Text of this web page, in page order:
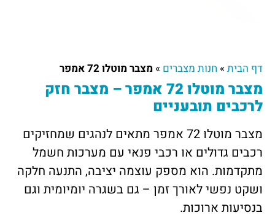
דף הבית » חנות מצברים » מצבר מוטלו 72 אמפר
מצבר מוטלו 72 אמפר – מצבר חזק
לרכבים תובעניים
מצבר מוטלו 72 אמפר מתאים לנהגים שמחזיקים
רכבים גדולים או רכבי פנאי עם מערכות חשמל
מתקדמות. הוא מספק עוצמה יציבה, התנעה חלקה
ושקט נפשי לאורך זמן – גם בשגרה יומיומית וגם
בנסיעות ארוכות.